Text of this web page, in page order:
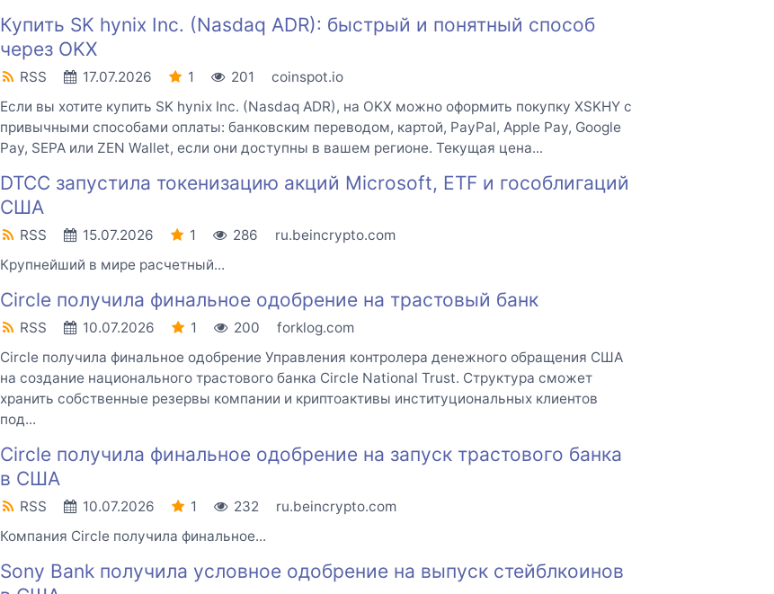
Купить SK hynix Inc. (Nasdaq ADR): быстрый и понятный способ
через OKX
RSS 17.07.2026 1 201
coinspot.io
Если вы хотите купить SK hynix Inc. (Nasdaq ADR), на OKX можно оформить покупку XSKHY с
привычными способами оплаты: банковским переводом, картой, PayPal, Apple Pay, Google
Pay, SEPA или ZEN Wallet, если они доступны в вашем регионе. Текущая цена...
DTCC запустила токенизацию акций Microsoft, ETF и гособлигаций
США
RSS 15.07.2026 1 286
ru.beincrypto.com
Крупнейший в мире расчетный...
Circle получила финальное одобрение на трастовый банк
RSS 10.07.2026 1 200
forklog.com
Circle получила финальное одобрение Управления контролера денежного обращения США
на создание национального трастового банка Circle National Trust. Структура сможет
хранить собственные резервы компании и криптоактивы институциональных клиентов
под...
Circle получила финальное одобрение на запуск трастового банка
в США
RSS 10.07.2026 1 232
ru.beincrypto.com
Компания Circle получила финальное...
Sony Bank получила условное одобрение на выпуск стейблкоинов